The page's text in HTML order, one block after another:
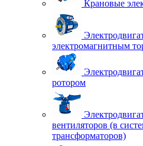
Крановые
электромагнитным
ротором
вентиляторов (в
трансформаторов)